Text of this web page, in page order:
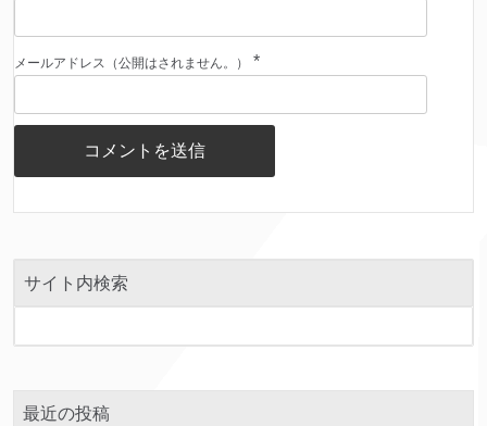
メールアドレス（公開はされません。） *
サイト内検索
最近の投稿